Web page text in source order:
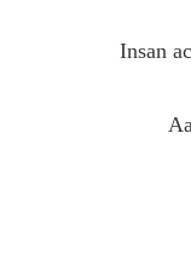
Insan